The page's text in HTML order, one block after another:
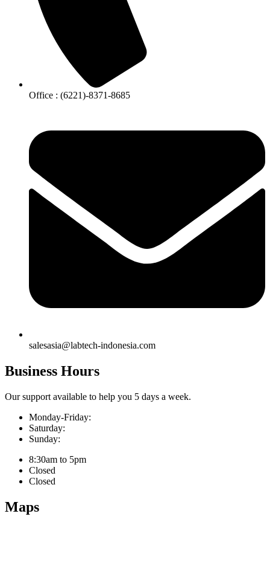
Office : (6221)-8371-8685
salesasia@labtech-indonesia.com
Business Hours
Our support available to help you 5 days a week.
Monday-Friday:
Saturday:
Sunday:
8:30am to 5pm
Closed
Closed
Maps